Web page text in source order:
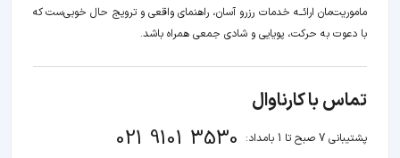
ماموریت‌مان اراﺋــﻪ خدمات رزرو آسان، راهنمای واقعی و ترویج حال خوبی‌ست که
با دعوت به حرکت، پویایی و شادی جمعی همراه باشد.
تماس با کارناوال
پشتیبانی 7 صبح تا 1 بامداد: 021 9101 3530